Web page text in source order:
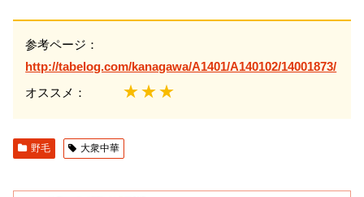
参考ページ：
http://tabelog.com/kanagawa/A1401/A140102/14001873/
オススメ： ★★★
野毛 大衆中華